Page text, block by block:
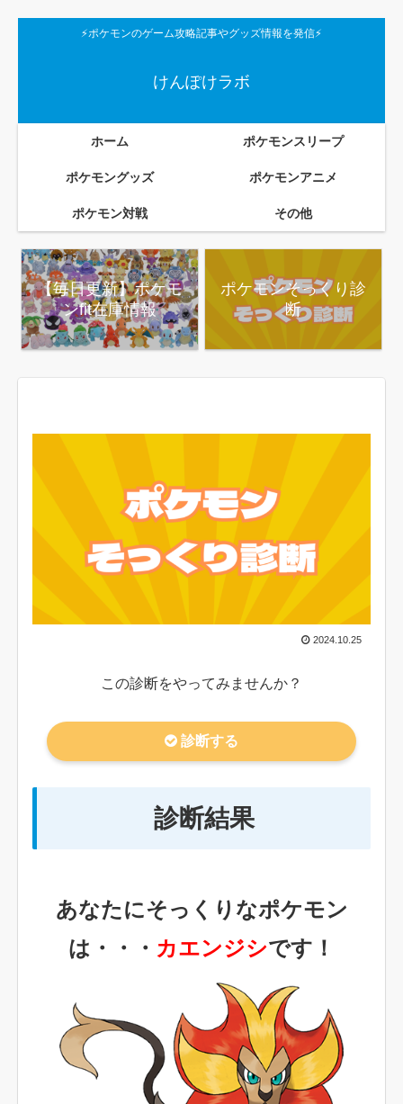
⚡ポケモンのゲーム攻略記事やグッズ情報を発信⚡
けんぽけラボ
ホーム ポケモンスリープ
ポケモングッズ ポケモンアニメ
ポケモン対戦 その他
【毎日更新】ポケモ
ンfit在庫情報
ポケモンそっくり診
断
2024.10.25
この診断をやってみませんか？
診断する
診断結果
あなたにそっくりなポケモン
は・・・ カエンジシです！